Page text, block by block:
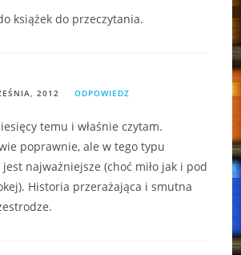
książek do przeczytania.
2012 ODPOWIEDZ
temu i właśnie czytam.
poprawnie, ale w tego typu
najważniejsze (choć miło jak i pod
Historia przerażająca i smutna